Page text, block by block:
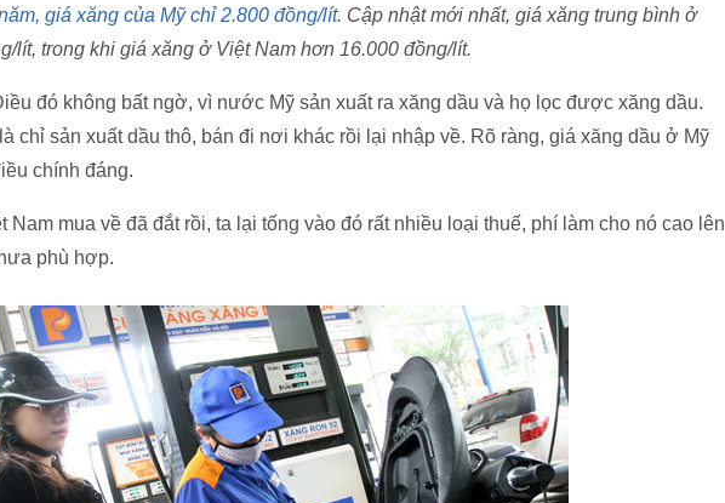
giá xăng của Mỹ chỉ 2.800 đồng/lít. Cập nhật mới nhất, giá xăng trung bình ở
lít, trong khi giá xăng ở Việt Nam hơn 16.000 đồng/lít.
đó không bất ngờ, vì nước Mỹ sản xuất ra xăng dầu và họ lọc được xăng dầu.
chỉ sản xuất dầu thô, bán đi nơi khác rồi lại nhập về. Rõ ràng, giá xăng dầu ở Mỹ
chính đáng.
Nam mua về đã đắt rồi, ta lại tống vào đó rất nhiều loại thuế, phí làm cho nó cao lên
phù hợp.